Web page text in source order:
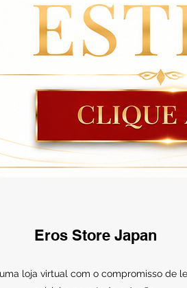
Eros Store Japan
loja virtual com o compromisso de